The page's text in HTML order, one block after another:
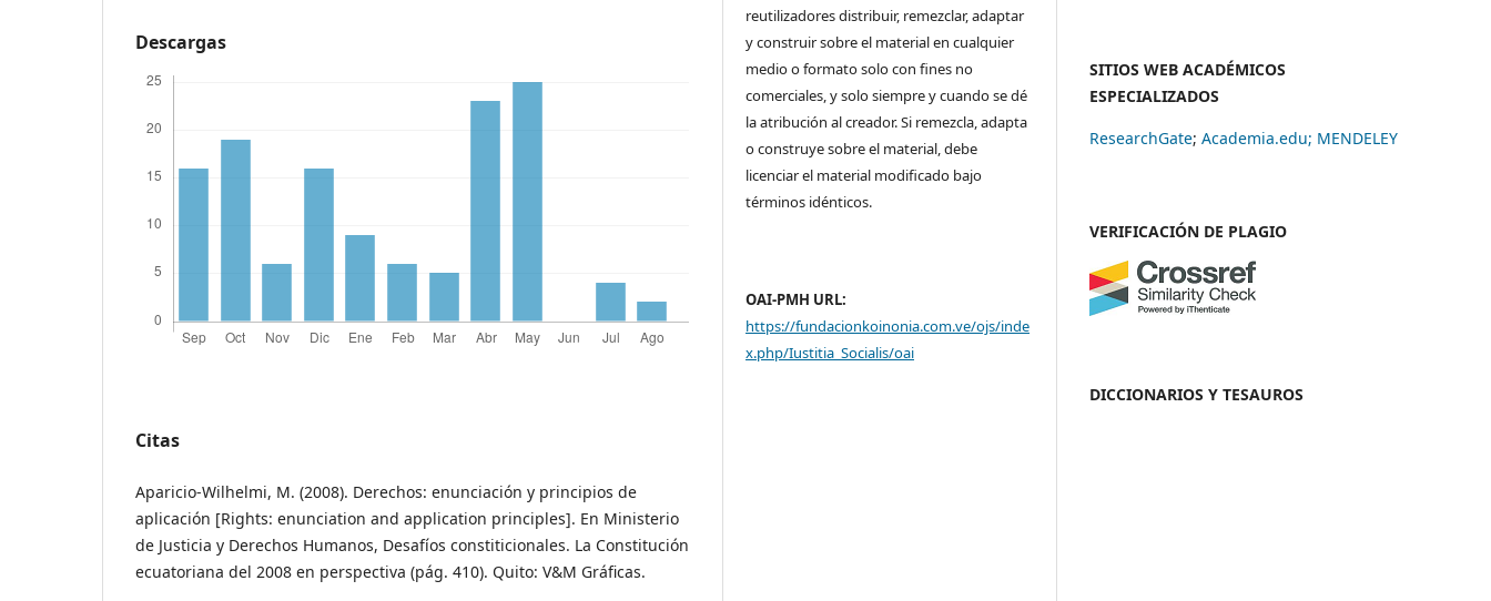
Descargas
Citas
Aparicio-Wilhelmi, M. (2008). Derechos: enunciación y principios de
aplicación [Rights: enunciation and application principles]. En Ministerio
de Justicia y Derechos Humanos, Desafíos constiticionales. La Constitución
ecuatoriana del 2008 en perspectiva (pág. 410). Quito: V&M Gráficas.
reutilizadores distribuir, remezclar, adaptar
y construir sobre el material en cualquier
medio o formato solo con fines no
comerciales, y solo siempre y cuando se dé
la atribución al creador. Si remezcla, adapta
o construye sobre el material, debe
licenciar el material modificado bajo
términos idénticos.
OAI-PMH URL:
https://fundacionkoinonia.com.ve/ojs/inde
x.php/Iustitia_Socialis/oai
SITIOS WEB ACADÉMICOS
ESPECIALIZADOS
ResearchGate; Academia.edu; MENDELEY
VERIFICACIÓN DE PLAGIO
DICCIONARIOS Y TESAUROS